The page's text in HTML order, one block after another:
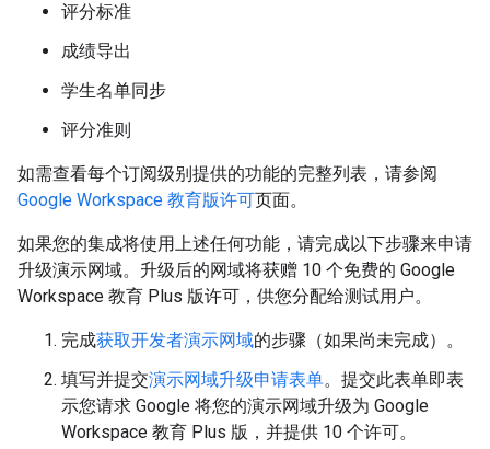
评分标准
成绩导出
学生名单同步
评分准则
如需查看每个订阅级别提供的功能的完整列表，请参阅
Google Workspace 教育版许可页面。
如果您的集成将使用上述任何功能，请完成以下步骤来申请
升级演示网域。升级后的网域将获赠 10 个免费的 Google
Workspace 教育 Plus 版许可，供您分配给测试用户。
完成获取开发者演示网域的步骤（如果尚未完成）。
填写并提交演示网域升级申请表单。提交此表单即表
示您请求 Google 将您的演示网域升级为 Google
Workspace 教育 Plus 版，并提供 10 个许可。